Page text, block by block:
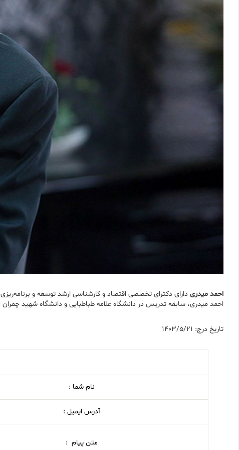
احمد میدری دارای دکترای تخصصی اقتصاد و کارشناسی ارشد توسعه و
احمد میدری، سابقه تدریس در دانشگاه علامه طباطبایی و دانشگاه شهید چمران اهواز را دارد و در سال ۱۳۸۲، دوره کوتاه‌مدت آموزشی و پژوهشی
تاریخ درج: 1403/5/21
نام شما :
آدرس ایمیل :
متن پیام :